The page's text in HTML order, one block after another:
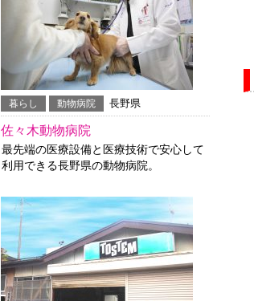
暮らし 動物病院 長野県
佐々木動物病院
最先端の医療設備と医療技術で安心して
利用できる長野県の動物病院。